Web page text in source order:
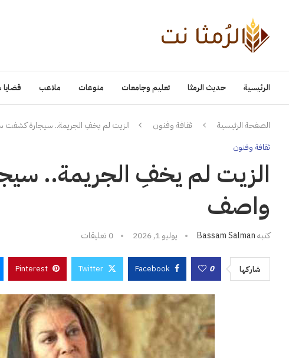
الرئيسية حديث الرمثا تعليم وجامعات منوعات ملاعب
الصفحة الرئيسية ثقافة وفنون الزيت لم يخفِ الجريمة.. سيجارة
ثقافة وفنون
الزيت لم يخفِ الجريمة..
واصف
كتبهBassam Salman يوليو 1, 2026 0 تعليقات
شاركها 0
Facebook
Twitter
Pinterest